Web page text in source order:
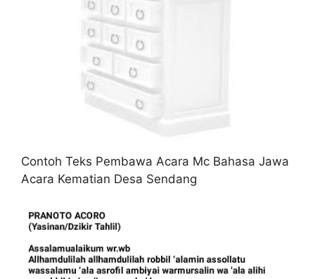
Contoh Teks Pembawa Acara Mc Bahasa Jawa
Acara Kematian Desa Sendang